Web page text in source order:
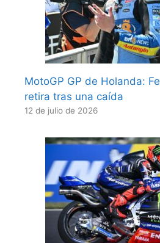
MotoGP GP de Holanda:
retira tras una caída
12 de julio de 2026